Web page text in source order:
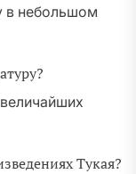
в небольшом
Тукая?